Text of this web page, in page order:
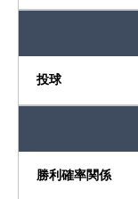
投球
勝利確率関係